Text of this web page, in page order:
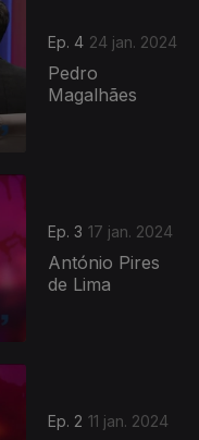
Ep. 4 24 jan. 2024
Pedro
Magalhães
Ep. 3 17 jan. 2024
António Pires
de Lima
Ep. 2 11 jan. 2024